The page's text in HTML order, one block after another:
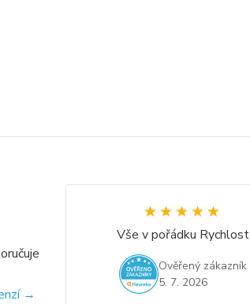
→
★★★★★
★★★★★
Vše v pořádku Rychlost
Ověřený zákazník
5. 7. 2026